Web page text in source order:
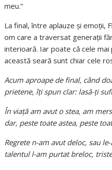
meu.”
La final, între aplauze și emoții,
om care a traversat generații
interioară. Iar poate că cele
această seară sunt chiar cele
Acum aproape de final, când
prietene, îți spun clar: lasă-ți
În viață am avut o stea, am
dar, peste toate astea, peste
Regrete n-am avut deloc, sau
talentul l-am purtat breloc,